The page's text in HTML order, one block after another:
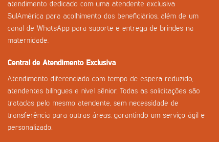
atendimento dedicado com uma atendente exclusiva
SulAmérica para acolhimento dos beneficiários, além de um
canal de WhatsApp para suporte e entrega de brindes na
maternidade.
Central de Atendimento Exclusiva
Atendimento diferenciado com tempo de espera reduzido,
atendentes bilíngues e nível sênior. Todas as solicitações são
tratadas pelo mesmo atendente, sem necessidade de
transferência para outras áreas, garantindo um serviço ágil e
personalizado.